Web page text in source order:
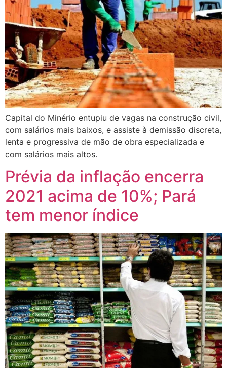
Capital do Minério entupiu de vagas na construção civil,
com salários mais baixos, e assiste à demissão discreta,
lenta e progressiva de mão de obra especializada e
com salários mais altos.
Prévia da inflação encerra
2021 acima de 10%; Pará
tem menor índice